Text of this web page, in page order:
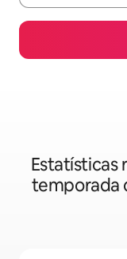
Estatísticas
temporada